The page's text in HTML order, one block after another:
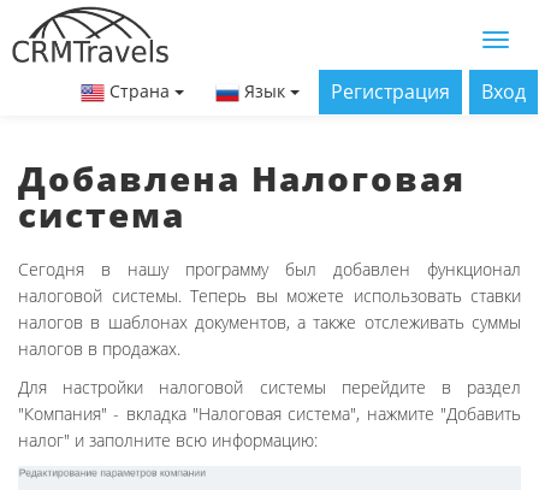
Страна Язык Регистрация Вход
Добавлена Налоговая
система
Сегодня в нашу программу был добавлен функционал
налоговой системы. Теперь вы можете использовать ставки
налогов в шаблонах документов, а также отслеживать суммы
налогов в продажах.
Для настройки налоговой системы перейдите в раздел
"Компания" - вкладка "Налоговая система", нажмите "Добавить
налог" и заполните всю информацию: